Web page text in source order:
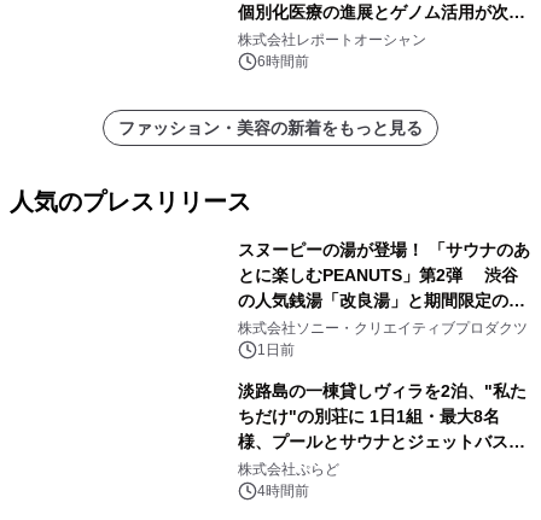
個別化医療の進展とゲノム活用が次世
代ヘルスケア投資を加速
株式会社レポートオーシャン
6時間前
ファッション・美容の新着をもっと見る
人気のプレスリリース
スヌーピーの湯が登場！ 「サウナのあ
とに楽しむPEANUTS」第2弾 渋谷
の人気銭湯「改良湯」と期間限定のコ
ラボレーション サウナイキタイコラ
ボグッズも発売決定！
株式会社ソニー・クリエイティブプロダクツ
1日前
淡路島の一棟貸しヴィラを2泊、"私た
ちだけ"の別荘に 1日1組・最大8名
様、プールとサウナとジェットバス付
きで Villa Mon Temps AWAJIの連泊
素泊りプラン
株式会社ぷらど
4時間前